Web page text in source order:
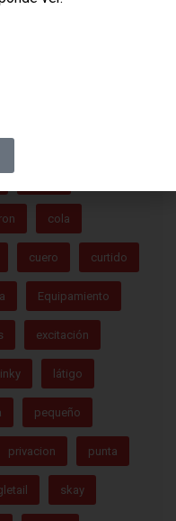
cola
cuero curtido
Equipamiento
excitación
látigo
pequeño
privacion punta
skay